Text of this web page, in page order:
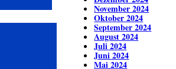
November 2024
Oktober 2024
September 2024
August 2024
Juli 2024
Juni 2024
Mai 2024